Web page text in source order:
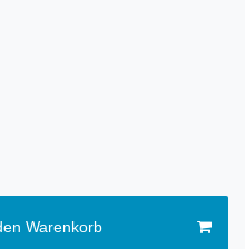
Warenkorb